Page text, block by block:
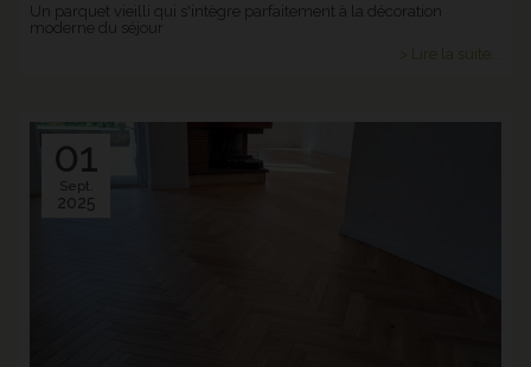
Un parquet vieilli qui s'intègre parfaitement à la décoration
moderne du séjour
> Lire la suite...
01
Sept.
2025